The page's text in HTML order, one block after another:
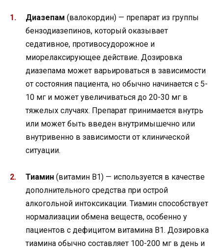
Диазепам (валокордин) — препарат из группы
бензодиазепинов, который оказывает
седативное, противосудорожное и
миорелаксирующее действие. Дозировка
диазепама может варьироваться в зависимости
от состояния пациента, но обычно начинается с 5-
10 мг и может увеличиваться до 20-30 мг в
тяжелых случаях. Препарат принимается внутрь
или может быть введен внутримышечно или
внутривенно в зависимости от клинической
ситуации.
Тиамин (витамин В1) — используется в качестве
дополнительного средства при острой
алкогольной интоксикации. Тиамин способствует
нормализации обмена веществ, особенно у
пациентов с дефицитом витамина В1. Дозировка
тиамина обычно составляет 100-200 мг в день и